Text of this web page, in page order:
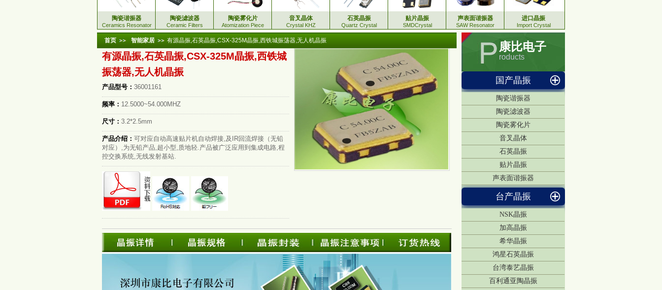
陶瓷谐振器
Ceramics Resonator
陶瓷滤波器
Ceramic Filters
陶瓷雾化片
Atomization Piece
音叉晶体
Crystal KHZ
石英晶振
Quartz Crystal
贴片晶振
SMDCrystal
声表面谐振器
SAW Resonator
进口晶振
Import Crystal
康比电子
roducts
国产晶振
陶瓷谐振器
陶瓷滤波器
陶瓷雾化片
音叉晶体
石英晶振
贴片晶振
声表面谐振器
台产晶振
NSK晶振
加高晶振
希华晶振
鸿星石英晶振
台湾泰艺晶振
百利通亚陶晶振
首页 智能家居 有源晶振,石英晶振,CSX-325M晶振,西铁城振荡器,无人机晶振
有源晶振,石英晶振,CSX-325M晶振,西铁城
振荡器,无人机晶振
产品型号： 36001161
频率： 12.5000~54.000MHZ
尺寸： 3.2*2.5mm
产品介绍： 可对应自动高速贴片机自动焊接,及IR回流焊接（无铅
对应）,为无铅产品,超小型,质地轻.产品被广泛应用到集成电路,程
控交换系统,无线发射基站.